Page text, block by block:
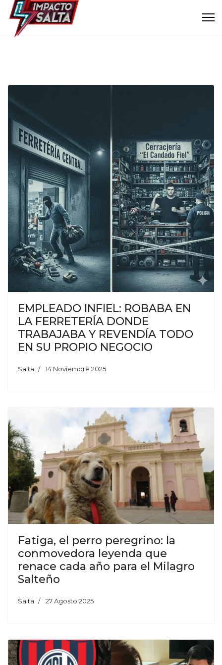
EMPLEADO INFIEL: ROBABA EN
LA FERRETERÍA DONDE
TRABAJABA Y REVENDÍA TODO
EN SU PROPIO NEGOCIO
Salta 14 Noviembre 2025
Fatiga, el perro peregrino: la
conmovedora leyenda que
renace cada año para el Milagro
Salteño
Salta 27 Agosto 2025